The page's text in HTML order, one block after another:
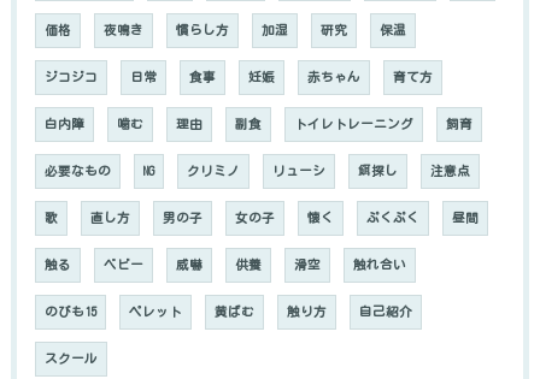
価格 夜鳴き 慣らし方 加湿 研究 保温
ジコジコ 日常 食事 妊娠 赤ちゃん 育て方
白内障 噛む 理由 副食 トイレトレーニング 飼育
必要なもの NG クリミノ リューシ 餌探し 注意点
歌 直し方 男の子 女の子 懐く ぷくぷく 昼間
触る ベビー 威嚇 供養 滑空 触れ合い
のびも15 ペレット 黄ばむ 触り方 自己紹介
スクール